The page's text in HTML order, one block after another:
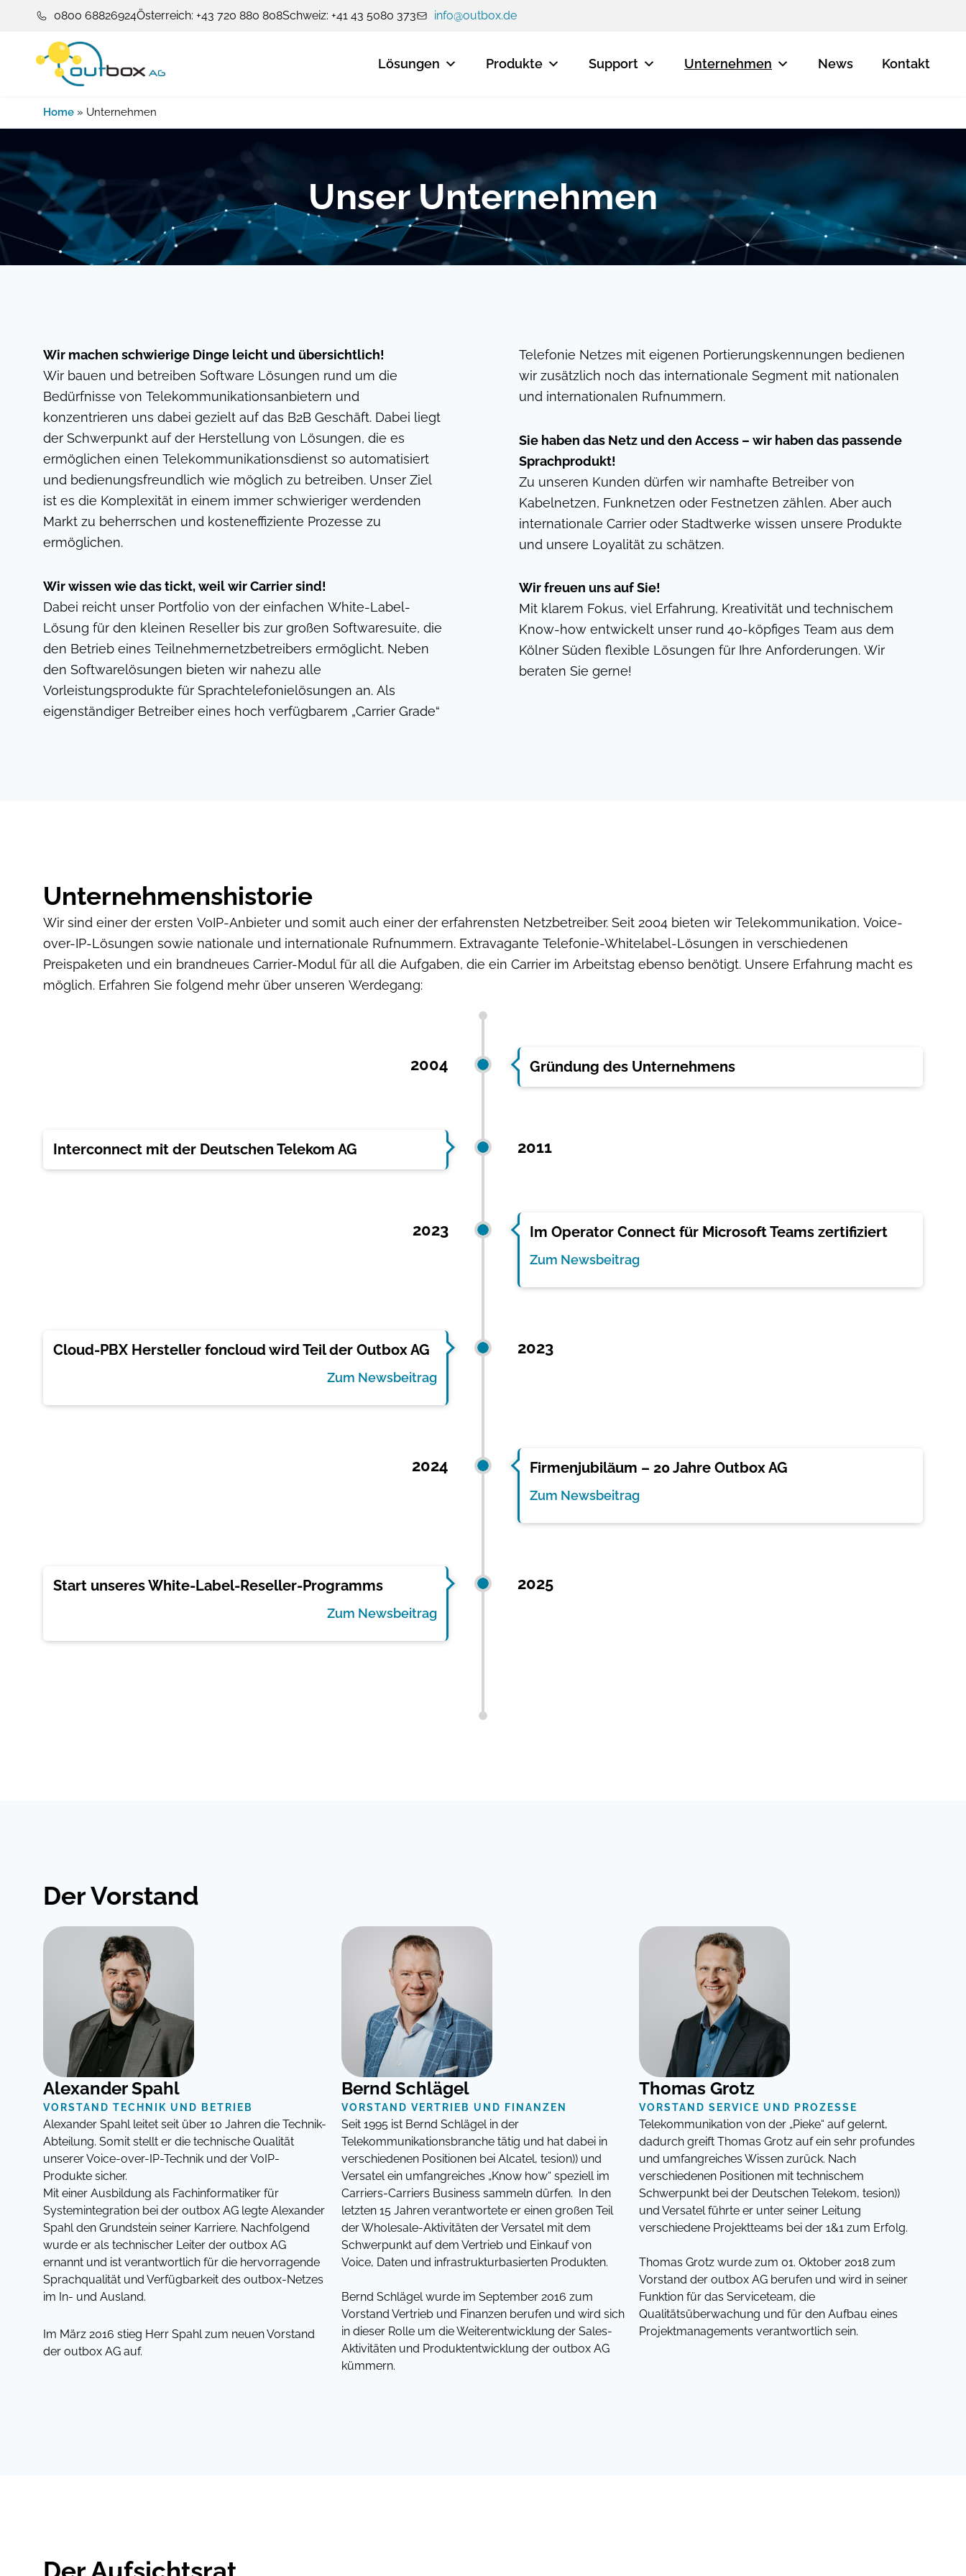
springen
0800 68826924Österreich: +43 720 880 808Schweiz: +41 43 5080 373 info@outbox.de
Lösungen Produkte Support Unternehmen News Kontakt
Home » Unternehmen
Unser Unternehmen
Wir machen schwierige Dinge leicht und übersichtlich!
Wir bauen und betreiben Software Lösungen rund um die
Bedürfnisse von Telekommunikationsanbietern und
konzentrieren uns dabei gezielt auf das B2B Geschäft. Dabei liegt
der Schwerpunkt auf der Herstellung von Lösungen, die es
ermöglichen einen Telekommunikationsdienst so automatisiert
und bedienungsfreundlich wie möglich zu betreiben. Unser Ziel
ist es die Komplexität in einem immer schwieriger werdenden
Markt zu beherrschen und kosteneffiziente Prozesse zu
ermöglichen.
Wir wissen wie das tickt, weil wir Carrier sind!
Dabei reicht unser Portfolio von der einfachen White-Label-
Lösung für den kleinen Reseller bis zur großen Softwaresuite, die
den Betrieb eines Teilnehmernetzbetreibers ermöglicht. Neben
den Softwarelösungen bieten wir nahezu alle
Vorleistungsprodukte für Sprachtelefonielösungen an. Als
eigenständiger Betreiber eines hoch verfügbarem „Carrier Grade“
Telefonie Netzes mit eigenen Portierungskennungen bedienen
wir zusätzlich noch das internationale Segment mit nationalen
und internationalen Rufnummern.
Sie haben das Netz und den Access – wir haben das passende
Sprachprodukt!
Zu unseren Kunden dürfen wir namhafte Betreiber von
Kabelnetzen, Funknetzen oder Festnetzen zählen. Aber auch
internationale Carrier oder Stadtwerke wissen unsere Produkte
und unsere Loyalität zu schätzen.
Wir freuen uns auf Sie!
Mit klarem Fokus, viel Erfahrung, Kreativität und technischem
Know-how entwickelt unser rund 40-köpfiges Team aus dem
Kölner Süden flexible Lösungen für Ihre Anforderungen. Wir
beraten Sie gerne!
Unternehmenshistorie
Wir sind einer der ersten VoIP-Anbieter und somit auch einer der erfahrensten Netzbetreiber. Seit 2004 bieten wir Telekommunikation, Voice-
over-IP-Lösungen sowie nationale und internationale Rufnummern. Extravagante Telefonie-Whitelabel-Lösungen in verschiedenen
Preispaketen und ein brandneues Carrier-Modul für all die Aufgaben, die ein Carrier im Arbeitstag ebenso benötigt. Unsere Erfahrung macht es
möglich. Erfahren Sie folgend mehr über unseren Werdegang:
2004 Gründung des Unternehmens
2011
Interconnect mit der Deutschen Telekom AG
2023 Im Operator Connect für Microsoft Teams zertifiziert
Zum Newsbeitrag
2023
Cloud-PBX Hersteller foncloud wird Teil der Outbox AG
Zum Newsbeitrag
2024 Firmenjubiläum – 20 Jahre Outbox AG
Zum Newsbeitrag
2025
Start unseres White-Label-Reseller-Programms
Zum Newsbeitrag
Der Vorstand
Alexander Spahl
VORSTAND TECHNIK UND BETRIEB
Alexander Spahl leitet seit über 10 Jahren die Technik-
Abteilung. Somit stellt er die technische Qualität
unserer Voice-over-IP-Technik und der VoIP-
Produkte sicher.
Mit einer Ausbildung als Fachinformatiker für
Systemintegration bei der outbox AG legte Alexander
Spahl den Grundstein seiner Karriere. Nachfolgend
wurde er als technischer Leiter der outbox AG
ernannt und ist verantwortlich für die hervorragende
Sprachqualität und Verfügbarkeit des outbox-Netzes
im In- und Ausland.
Im März 2016 stieg Herr Spahl zum neuen Vorstand
der outbox AG auf.
Bernd Schlägel
VORSTAND VERTRIEB UND FINANZEN
Seit 1995 ist Bernd Schlägel in der
Telekommunikationsbranche tätig und hat dabei in
verschiedenen Positionen bei Alcatel, tesion)) und
Versatel ein umfangreiches „Know how“ speziell im
Carriers-Carriers Business sammeln dürfen. In den
letzten 15 Jahren verantwortete er einen großen Teil
der Wholesale-Aktivitäten der Versatel mit dem
Schwerpunkt auf dem Vertrieb und Einkauf von
Voice, Daten und infrastrukturbasierten Produkten.
Bernd Schlägel wurde im September 2016 zum
Vorstand Vertrieb und Finanzen berufen und wird sich
in dieser Rolle um die Weiterentwicklung der Sales-
Aktivitäten und Produktentwicklung der outbox AG
kümmern.
Thomas Grotz
VORSTAND SERVICE UND PROZESSE
Telekommunikation von der „Pieke“ auf gelernt,
dadurch greift Thomas Grotz auf ein sehr profundes
und umfangreiches Wissen zurück. Nach
verschiedenen Positionen mit technischem
Schwerpunkt bei der Deutschen Telekom, tesion))
und Versatel führte er unter seiner Leitung
verschiedene Projektteams bei der 1&1 zum Erfolg.
Thomas Grotz wurde zum 01. Oktober 2018 zum
Vorstand der outbox AG berufen und wird in seiner
Funktion für das Serviceteam, die
Qualitätsüberwachung und für den Aufbau eines
Projektmanagements verantwortlich sein.